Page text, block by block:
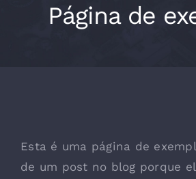
Página de
Esta é uma página de
de um post no blog porque